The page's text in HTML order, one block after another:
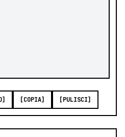
[COPIA] [PULISCI]